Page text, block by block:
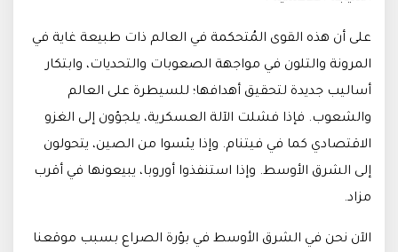
على أن هذه القوى المُتحكمة في العالم ذات طبيعة غاية في
المرونة والتلون في مواجهة الصعوبات والتحديات، وابتكار
أساليب جديدة لتحقيق أهدافها؛ للسيطرة على العالم
والشعوب. فإذا فشلت الآلة العسكرية، يلجؤون إلى الغزو
الاقتصادي كما في فيتنام. وإذا يئسوا من الصين، يتحولون
إلى الشرق الأوسط. وإذا استنفذوا أوروبا، يبيعونها في أقرب
مزاد.
الآن نحن في الشرق الأوسط في بؤرة الصراع بسبب موقعنا